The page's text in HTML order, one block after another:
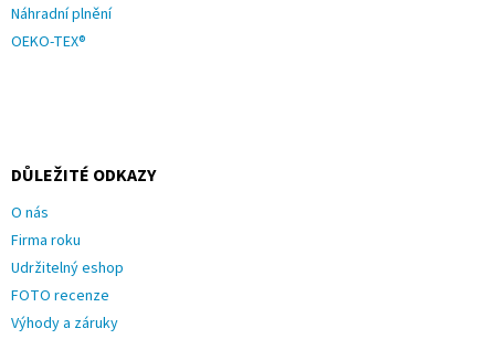
Náhradní plnění
OEKO-TEX®
DŮLEŽITÉ ODKAZY
O nás
Firma roku
Udržitelný eshop
FOTO recenze
Výhody a záruky